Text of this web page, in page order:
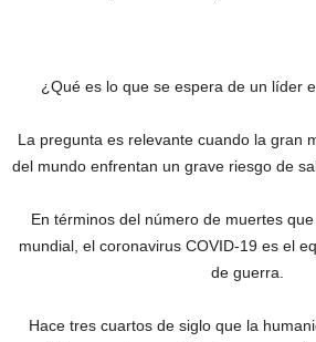
¿Qué es lo que se espera de un líder
La pregunta es relevante cuando la gran
del mundo enfrentan un grave riesgo de
En términos del número de muertes
mundial, el coronavirus COVID-19 es el
de guerra.
Hace tres cuartos de siglo que la